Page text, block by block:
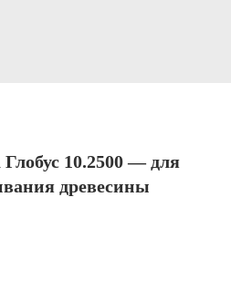
10.2500 — для
древесины